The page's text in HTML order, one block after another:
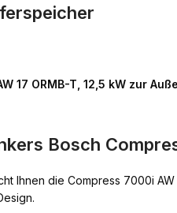
17 ORMB-T, 12,5 kW zur
Bosch
Ihnen die Compress 7000i